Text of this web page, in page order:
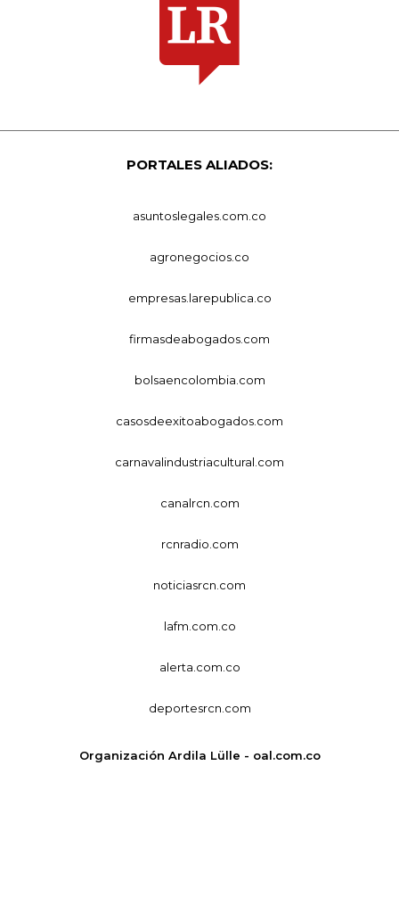
PORTALES ALIADOS:
asuntoslegales.com.co
agronegocios.co
empresas.larepublica.co
firmasdeabogados.com
bolsaencolombia.com
casosdeexitoabogados.com
carnavalindustriacultural.com
canalrcn.com
rcnradio.com
noticiasrcn.com
lafm.com.co
alerta.com.co
deportesrcn.com
Organización Ardila Lülle - oal.com.co